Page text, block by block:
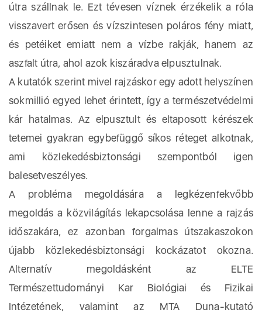
útra szállnak le. Ezt tévesen víznek érzékelik a róla
visszavert erősen és vízszintesen poláros fény miatt,
és petéiket emiatt nem a vízbe rakják, hanem az
aszfalt útra, ahol azok kiszáradva elpusztulnak.
A kutatók szerint mivel rajzáskor egy adott helyszínen
sokmillió egyed lehet érintett, így a természetvédelmi
kár hatalmas. Az elpusztult és eltaposott kérészek
tetemei gyakran egybefüggő síkos réteget alkotnak,
ami közlekedésbiztonsági szempontból igen
balesetveszélyes.
A probléma megoldására a legkézenfekvőbb
megoldás a közvilágítás lekapcsolása lenne a rajzás
időszakára, ez azonban forgalmas útszakaszokon
újabb közlekedésbiztonsági kockázatot okozna.
Alternatív megoldásként az ELTE
Természettudományi Kar Biológiai és Fizikai
Intézetének, valamint az MTA Duna-kutató